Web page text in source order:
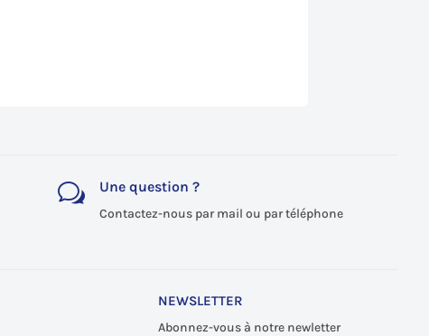
w Une question ?
Contactez-nous par mail ou par téléphone
NEWSLETTER
Abonnez-vous à notre newletter